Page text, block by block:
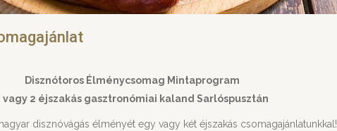
Disznótoros Élménycsomag Mintaprogram
vagy 2 éjszakás gasztronómiai kaland Sarlóspusztán
disznóvágás élményét egy vagy két éjszakás csomagajánlatunkkal!